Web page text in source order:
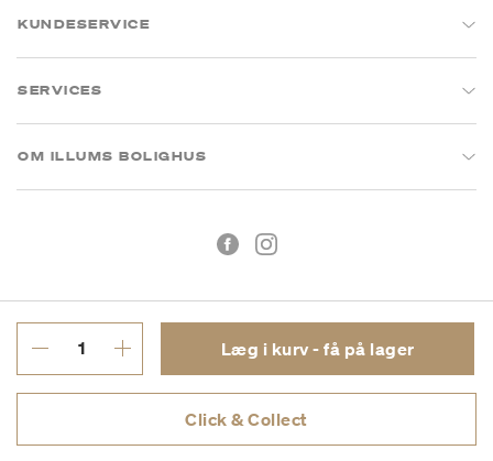
Læg i kurv - få på lager
Click & Collect
KUNDESERVICE
SERVICES
OM ILLUMS BOLIGHUS
CVR: 26573394